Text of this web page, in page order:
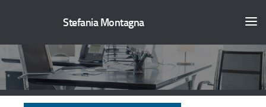
Stefania Montagna